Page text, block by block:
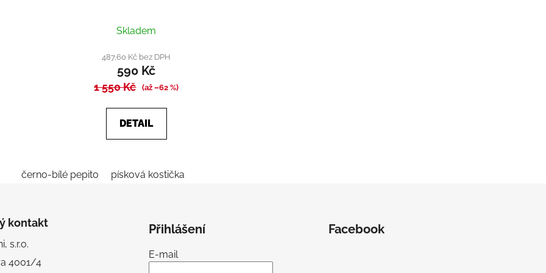
hodnocení
produktu
je
4,0
5
Skladem
487,60 Kč bez DPH
590 Kč
1 550 Kč (až –62 %)
DETAIL
černo-bílé pepito písková kostička
kontakt
s.r.o.
4001/4
Přihlášení
E-mail
Facebook